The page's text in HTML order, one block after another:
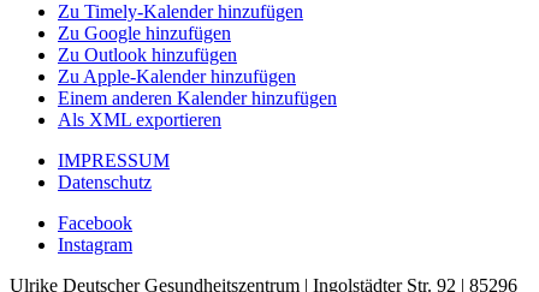
Zu Timely-Kalender hinzufügen
Zu Google hinzufügen
Zu Outlook hinzufügen
Zu Apple-Kalender hinzufügen
Einem anderen Kalender hinzufügen
Als XML exportieren
IMPRESSUM
Datenschutz
Facebook
Instagram
Ulrike Deutscher Gesundheitszentrum | Ingolstädter Str. 92 | 85296